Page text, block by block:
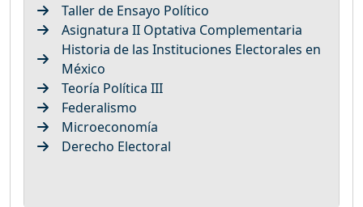
Taller de Ensayo Político
Asignatura II Optativa Complementaria
Historia de las Instituciones Electorales en
México
Teoría Política III
Federalismo
Microeconomía
Derecho Electoral